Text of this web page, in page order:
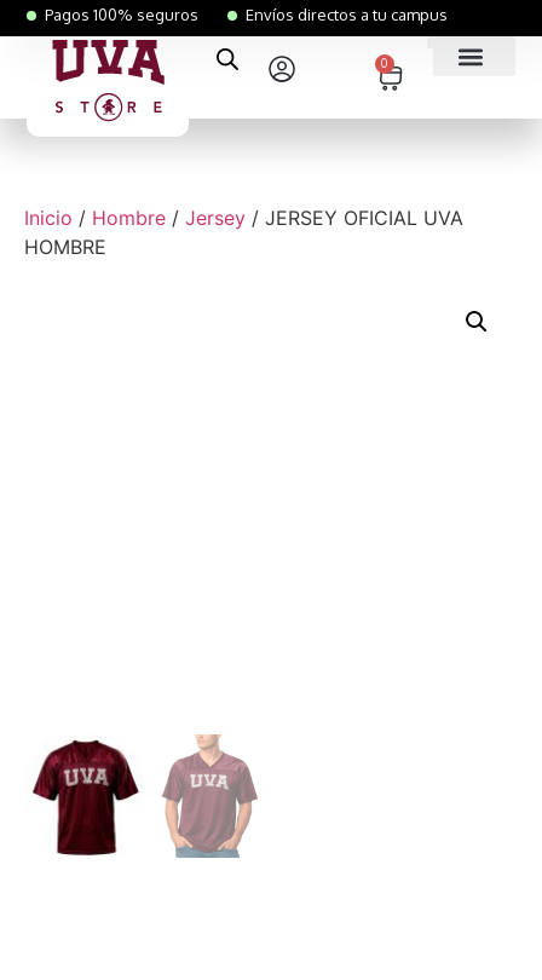
Pagos 100% seguros Envíos directos a tu campus
0
Inicio / Hombre / Jersey / JERSEY OFICIAL UVA
HOMBRE